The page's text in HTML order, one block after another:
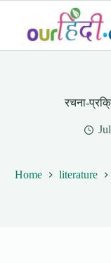
content
रचना-
Home literature